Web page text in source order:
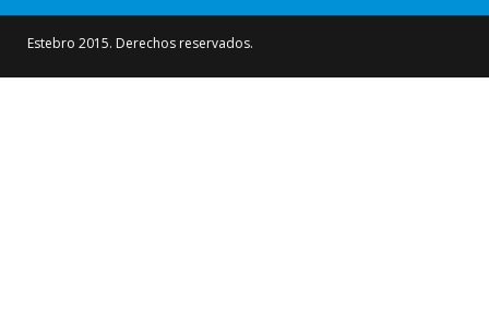
Estebro 2015. Derechos reservados.